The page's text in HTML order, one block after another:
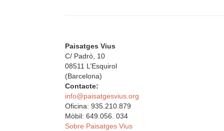
Paisatges Vius
C/ Padró, 10
08511 L’Esquirol
(Barcelona)
Contacte:
info@paisatgesvius.org
Oficina: 935.210.879
Mòbil: 649.056. 034
Sobre Paisatges Vius